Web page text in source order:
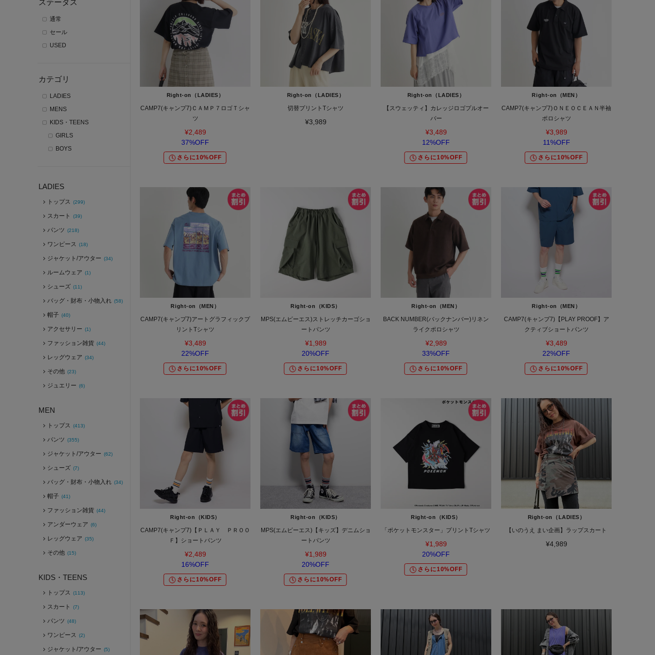
ステータス
通常
セール
USED
カテゴリ
LADIES
MENS
KIDS・TEENS
GIRLS
BOYS
LADIES
トップス (299)
スカート (39)
パンツ (218)
ワンピース (18)
ジャケット/アウター (34)
ルームウェア (1)
シューズ (11)
バッグ・財布・小物入れ (58)
帽子 (40)
アクセサリー (1)
ファッション雑貨 (44)
レッグウェア (34)
その他 (23)
ジュエリー (6)
MEN
トップス (413)
パンツ (355)
ジャケット/アウター (62)
シューズ (7)
バッグ・財布・小物入れ (34)
帽子 (41)
ファッション雑貨 (44)
アンダーウェア (6)
レッグウェア (35)
その他 (15)
KIDS・TEENS
トップス (113)
スカート (7)
パンツ (48)
ワンピース (2)
ジャケット/アウター (5)
Right-on（LADIES）
CAMP7(キャンプ7)ＣＡＭＰ７ロゴＴシャ
ツ
¥2,489
37%OFF
さらに10%OFF
Right-on（LADIES）
切替プリントTシャツ
¥3,989
Right-on（LADIES）
【スウェッティ】カレッジロゴプルオー
バー
¥3,489
12%OFF
さらに10%OFF
Right-on（MEN）
CAMP7(キャンプ7)ＯＮＥＯＣＥＡＮ半袖
ポロシャツ
¥3,989
11%OFF
さらに10%OFF
Right-on（MEN）
CAMP7(キャンプ7)アートグラフィックプ
リントTシャツ
¥3,489
22%OFF
さらに10%OFF
Right-on（KIDS）
MPS(エムピーエス)ストレッチカーゴショ
ートパンツ
¥1,989
20%OFF
さらに10%OFF
Right-on（MEN）
BACK NUMBER(バックナンバー)リネン
ライクポロシャツ
¥2,989
33%OFF
さらに10%OFF
Right-on（MEN）
CAMP7(キャンプ7)【PLAY PROOF】ア
クティブショートパンツ
¥3,489
22%OFF
さらに10%OFF
Right-on（KIDS）
CAMP7(キャンプ7)【ＰＬＡＹ ＰＲＯＯ
Ｆ】ショートパンツ
¥2,489
16%OFF
さらに10%OFF
Right-on（KIDS）
MPS(エムピーエス)【キッズ】デニムショ
ートパンツ
¥1,989
20%OFF
さらに10%OFF
Right-on（KIDS）
「ポケットモンスター」プリントTシャツ
¥1,989
20%OFF
さらに10%OFF
Right-on（LADIES）
【いのうえ まい企画】ラップスカート
¥4,989